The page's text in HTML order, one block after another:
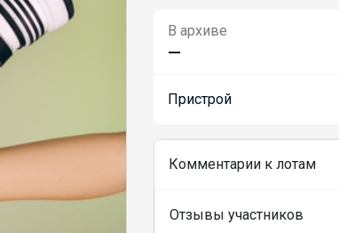
В архиве
—
Пристрой
Комментарии к лотам
Отзывы участников